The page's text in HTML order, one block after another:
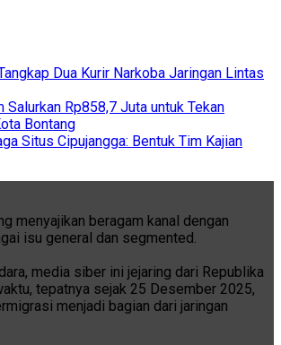
Dua Kurir Narkoba Jaringan Lintas
Salurkan Rp858,7 Juta untuk Tekan
Bontang
Situs Cipujangga: Bentuk Tim Kajian
menyajikan beragam kanal dengan
isu general dan segmented.
media siber ini jejaring dari Republika
tepatnya sejak 25 Desember 2025,
menjadi bagian dari jaringan